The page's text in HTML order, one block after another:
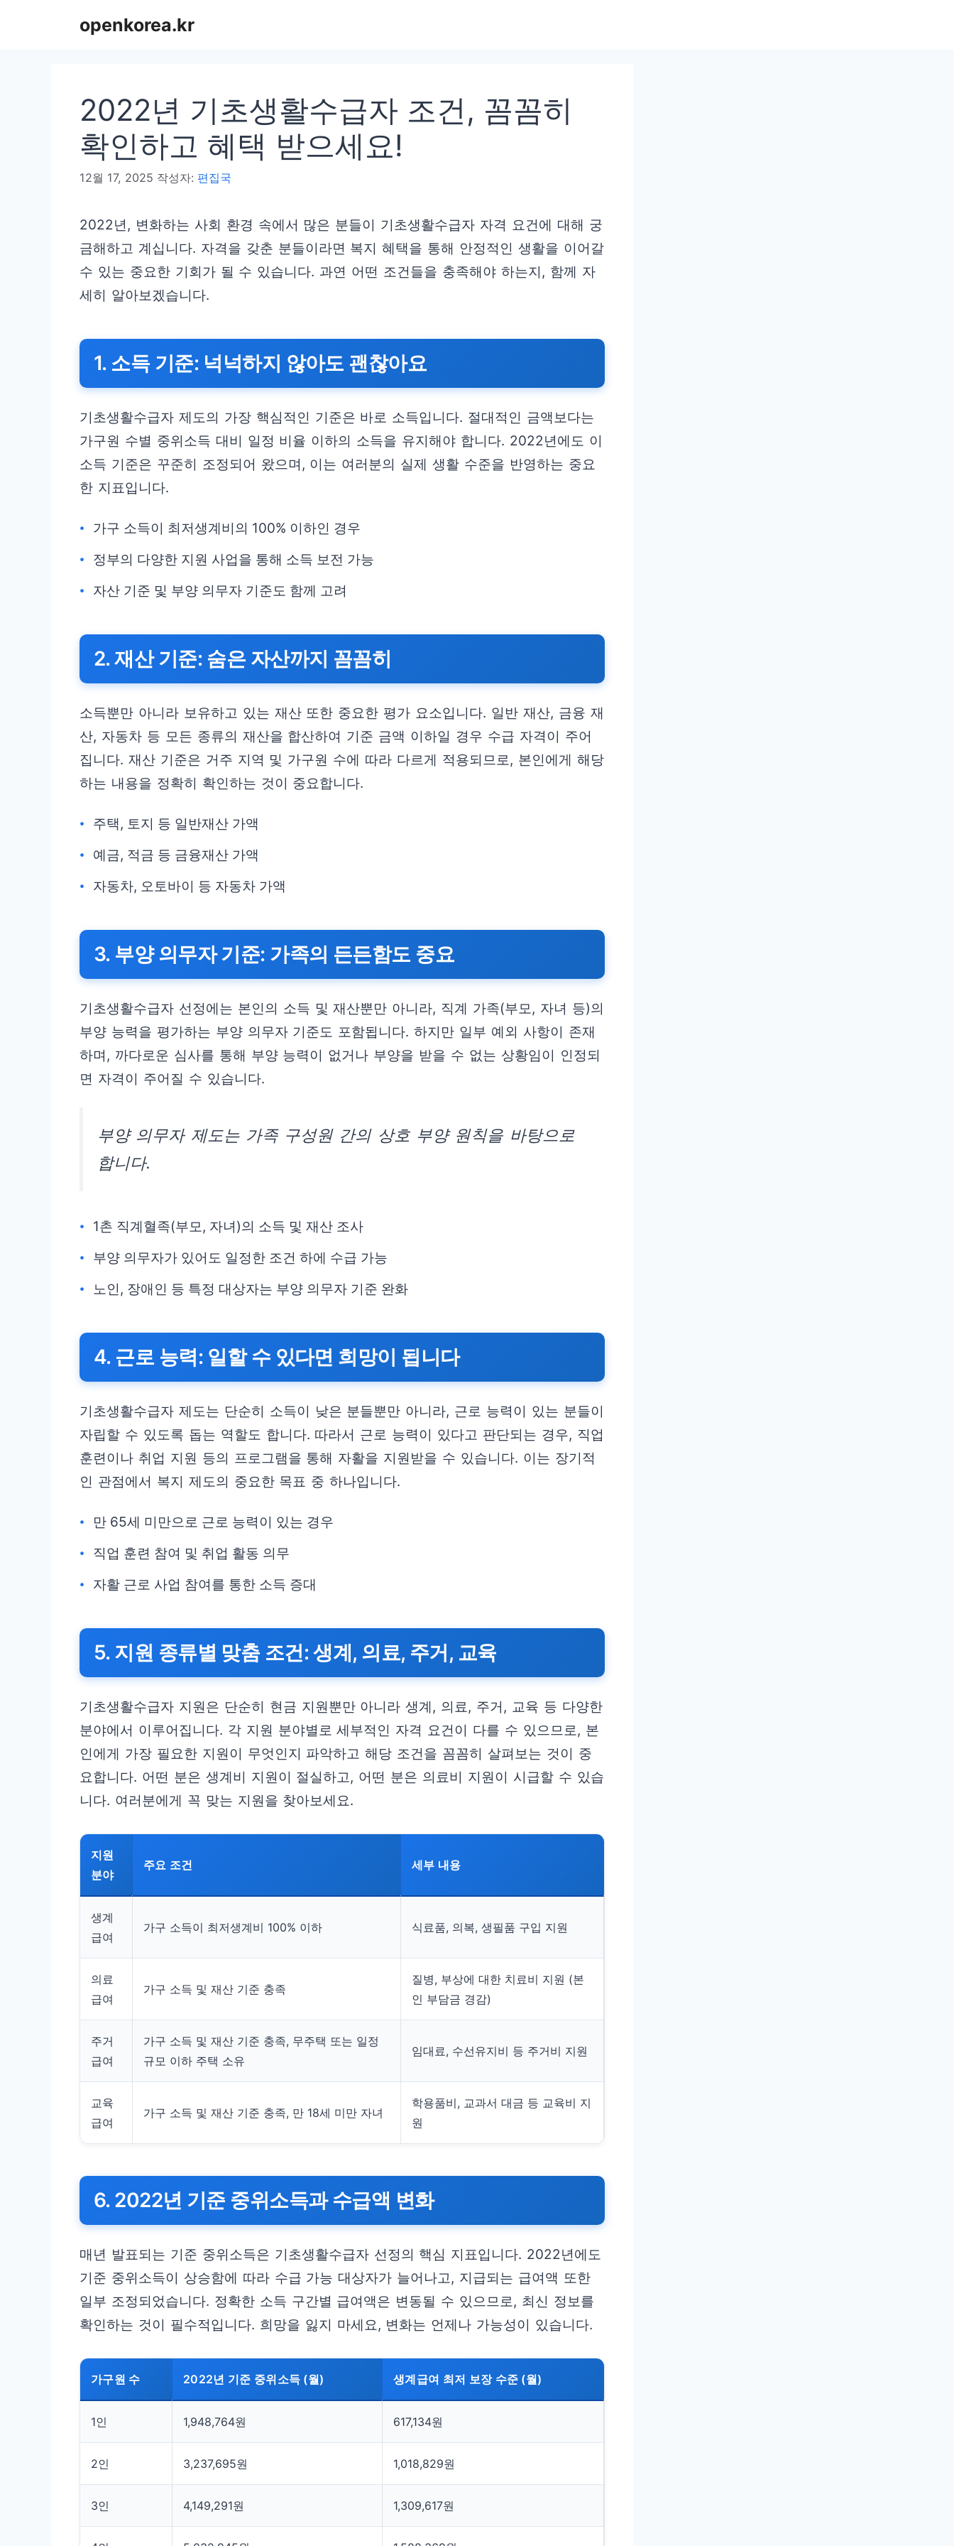
openkorea.kr
2022년 기초생활수급자 조건, 꼼꼼히
확인하고 혜택 받으세요!
12월 17, 2025 작성자: 편집국
2022년, 변화하는 사회 환경 속에서 많은 분들이 기초생활수급자 자격 요건에 대해 궁
금해하고 계십니다. 자격을 갖춘 분들이라면 복지 혜택을 통해 안정적인 생활을 이어갈
수 있는 중요한 기회가 될 수 있습니다. 과연 어떤 조건들을 충족해야 하는지, 함께 자
세히 알아보겠습니다.
1. 소득 기준: 넉넉하지 않아도 괜찮아요
기초생활수급자 제도의 가장 핵심적인 기준은 바로 소득입니다. 절대적인 금액보다는
가구원 수별 중위소득 대비 일정 비율 이하의 소득을 유지해야 합니다. 2022년에도 이
소득 기준은 꾸준히 조정되어 왔으며, 이는 여러분의 실제 생활 수준을 반영하는 중요
한 지표입니다.
가구 소득이 최저생계비의 100% 이하인 경우
정부의 다양한 지원 사업을 통해 소득 보전 가능
자산 기준 및 부양 의무자 기준도 함께 고려
2. 재산 기준: 숨은 자산까지 꼼꼼히
소득뿐만 아니라 보유하고 있는 재산 또한 중요한 평가 요소입니다. 일반 재산, 금융 재
산, 자동차 등 모든 종류의 재산을 합산하여 기준 금액 이하일 경우 수급 자격이 주어
집니다. 재산 기준은 거주 지역 및 가구원 수에 따라 다르게 적용되므로, 본인에게 해당
하는 내용을 정확히 확인하는 것이 중요합니다.
주택, 토지 등 일반재산 가액
예금, 적금 등 금융재산 가액
자동차, 오토바이 등 자동차 가액
3. 부양 의무자 기준: 가족의 든든함도 중요
기초생활수급자 선정에는 본인의 소득 및 재산뿐만 아니라, 직계 가족(부모, 자녀 등)의
부양 능력을 평가하는 부양 의무자 기준도 포함됩니다. 하지만 일부 예외 사항이 존재
하며, 까다로운 심사를 통해 부양 능력이 없거나 부양을 받을 수 없는 상황임이 인정되
면 자격이 주어질 수 있습니다.
부양 의무자 제도는 가족 구성원 간의 상호 부양 원칙을 바탕으로
합니다.
1촌 직계혈족(부모, 자녀)의 소득 및 재산 조사
부양 의무자가 있어도 일정한 조건 하에 수급 가능
노인, 장애인 등 특정 대상자는 부양 의무자 기준 완화
4. 근로 능력: 일할 수 있다면 희망이 됩니다
기초생활수급자 제도는 단순히 소득이 낮은 분들뿐만 아니라, 근로 능력이 있는 분들이
자립할 수 있도록 돕는 역할도 합니다. 따라서 근로 능력이 있다고 판단되는 경우, 직업
훈련이나 취업 지원 등의 프로그램을 통해 자활을 지원받을 수 있습니다. 이는 장기적
인 관점에서 복지 제도의 중요한 목표 중 하나입니다.
만 65세 미만으로 근로 능력이 있는 경우
직업 훈련 참여 및 취업 활동 의무
자활 근로 사업 참여를 통한 소득 증대
5. 지원 종류별 맞춤 조건: 생계, 의료, 주거, 교육
기초생활수급자 지원은 단순히 현금 지원뿐만 아니라 생계, 의료, 주거, 교육 등 다양한
분야에서 이루어집니다. 각 지원 분야별로 세부적인 자격 요건이 다를 수 있으므로, 본
인에게 가장 필요한 지원이 무엇인지 파악하고 해당 조건을 꼼꼼히 살펴보는 것이 중
요합니다. 어떤 분은 생계비 지원이 절실하고, 어떤 분은 의료비 지원이 시급할 수 있습
니다. 여러분에게 꼭 맞는 지원을 찾아보세요.
지원
분야
주요 조건 세부 내용
생계
급여
가구 소득이 최저생계비 100% 이하 식료품, 의복, 생필품 구입 지원
의료
급여
가구 소득 및 재산 기준 충족
질병, 부상에 대한 치료비 지원 (본
인 부담금 경감)
주거
급여
가구 소득 및 재산 기준 충족, 무주택 또는 일정
규모 이하 주택 소유
임대료, 수선유지비 등 주거비 지원
교육
급여
가구 소득 및 재산 기준 충족, 만 18세 미만 자녀
학용품비, 교과서 대금 등 교육비 지
원
6. 2022년 기준 중위소득과 수급액 변화
매년 발표되는 기준 중위소득은 기초생활수급자 선정의 핵심 지표입니다. 2022년에도
기준 중위소득이 상승함에 따라 수급 가능 대상자가 늘어나고, 지급되는 급여액 또한
일부 조정되었습니다. 정확한 소득 구간별 급여액은 변동될 수 있으므로, 최신 정보를
확인하는 것이 필수적입니다. 희망을 잃지 마세요, 변화는 언제나 가능성이 있습니다.
가구원 수 2022년 기준 중위소득 (월) 생계급여 최저 보장 수준 (월)
1인 1,948,764원 617,134원
2인 3,237,695원 1,018,829원
3인 4,149,291원 1,309,617원